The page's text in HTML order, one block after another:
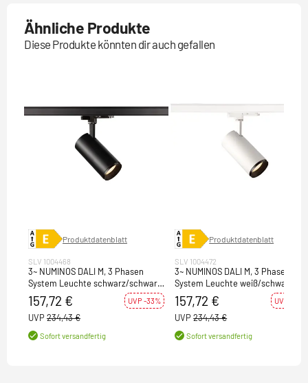
Ähnliche Produkte
Diese Produkte könnten dir auch gefallen
Produktdatenblatt
SLV 1004468
3~ NUMINOS DALI M, 3 Phasen
System Leuchte schwarz/schwarz
3000K 60°
157,72 € UVP -33%
UVP 234,43 €
Sofort versandfertig
Produktdatenblatt
SLV 1004472
3~ NUMINOS DALI M, 3 Phasen
System Leuchte weiß/schwarz
3000K 60°
157,72 € UVP -33%
UVP 234,43 €
Sofort versandfertig